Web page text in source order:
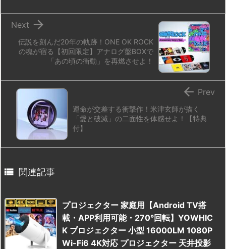
伝説を刻んだ20年の軌跡！ONE OK ROCK
の魂が宿る【初回限定】アナログ盤BOXで
「あの頃の衝動」を再燃させよ！

Next
運命が交差する衝撃作！米津玄師が描く
「愛と破滅」の二面性を体感せよ！【特典
付】
 Prev
 関連記事
プロジェクター 家庭用【Android TV搭
載・APP利用可能・270°回転】YOWHIC
K プロジェクター 小型 16000LM 1080P
Wi-Fi6 4K対応 プロジェクター 天井投影